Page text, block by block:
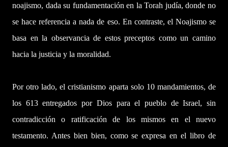
noajismo, dada su fundamentación en la Torah judía, donde no
se hace referencia a nada de eso. En contraste, el Noajismo se
basa en la observancia de estos preceptos como un camino
hacia la justicia y la moralidad.
Por otro lado, el cristianismo aparta solo 10 mandamientos, de
los 613 entregados por Dios para el pueblo de Israel, sin
contradicción o ratificación de los mismos en el nuevo
testamento. Antes bien bien, como se expresa en el libro de